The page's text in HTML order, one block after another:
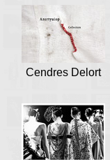
Cendres Delort